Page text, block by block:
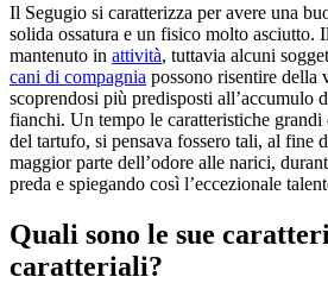
Il Segugio si caratterizza per avere una
solida ossatura e un fisico molto asciutto.
mantenuto in attività, tuttavia alcuni
cani di compagnia possono risentire della
scoprendosi più predisposti all’accumulo
fianchi. Un tempo le caratteristiche
del tartufo, si pensava fossero tali, al fine
maggior parte dell’odore alle narici,
preda e spiegando così l’eccezionale
Quali sono le sue
caratteriali?